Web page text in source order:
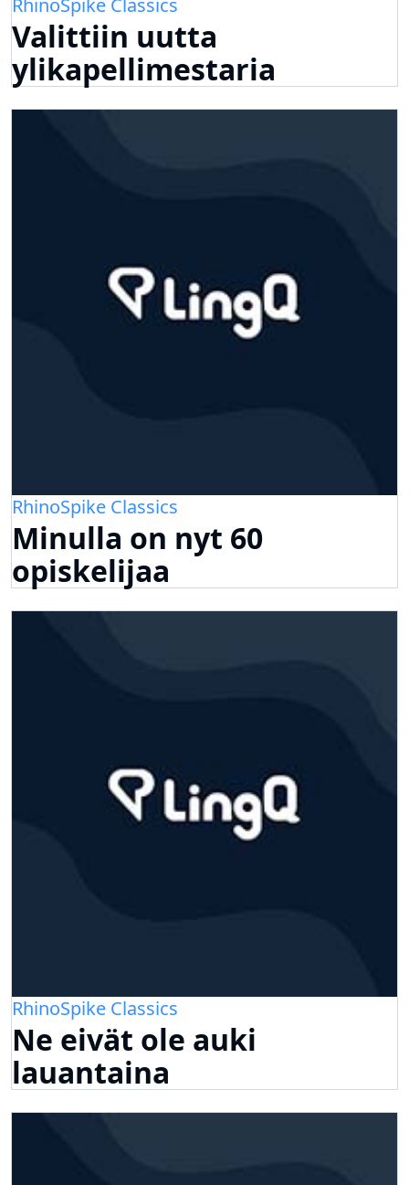
RhinoSpike Classics
Valittiin uutta
ylikapellimestaria
RhinoSpike Classics
Minulla on nyt 60
opiskelijaa
RhinoSpike Classics
Ne eivät ole auki
lauantaina